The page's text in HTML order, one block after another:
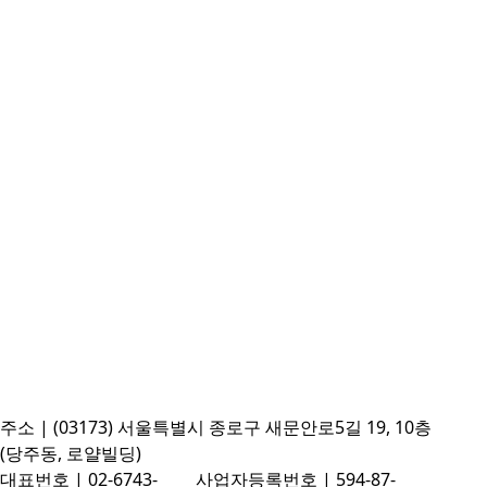
주소 | (03173) 서울특별시 종로구 새문안로5길 19, 10층
(당주동, 로얄빌딩)
대표번호 | 02-6743-
사업자등록번호 | 594-87-